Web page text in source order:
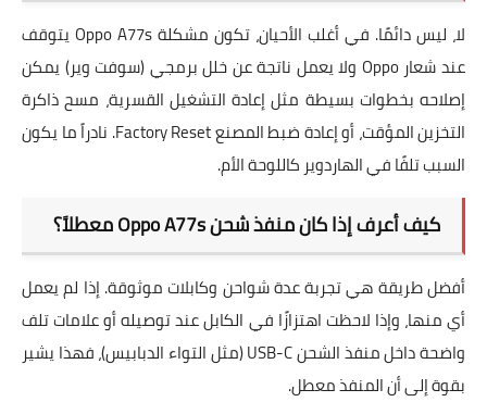
لا، ليس دائمًا. في أغلب الأحيان، تكون مشكلة
Oppo A77s يتوقف
عند شعار Oppo ولا يعمل
ناتجة عن خلل برمجي (سوفت وير) يمكن
إصلاحه بخطوات بسيطة مثل إعادة التشغيل القسرية، مسح ذاكرة
التخزين المؤقت، أوإعادة ضبط المصنع Factory Reset
. نادراً ما يكون
السبب تلفًا في الهاردوير كاللوحة الأم.
كيف أعرف إذا كان منفذ شحن Oppo A77s معطلاً؟
أفضل طريقة هي تجربة عدة شواحن وكابلات موثوقة. إذا لم يعمل
أي منها، وإذا لاحظت اهتزازًا في الكابل عند توصيله أو علامات تلف
واضحة داخلمنفذ الشحن USB-C
(مثل التواء الدبابيس)، فهذا يشير
بقوة إلى أن المنفذ معطل.